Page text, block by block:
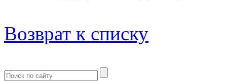
Возврат к списку